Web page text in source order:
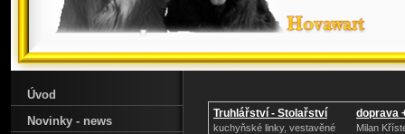
Truhlářství - Stolařství
kuchyňské linky, vestavěné
doprava
Milan
Úvod
Novinky - news